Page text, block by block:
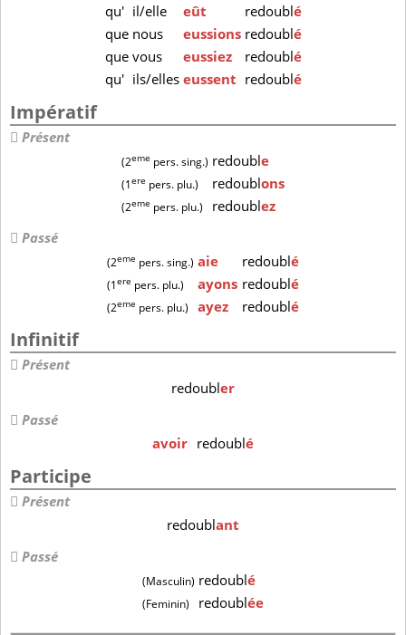
qu' il/elle eût redoublé
que nous eussions redoublé
que vous eussiez redoublé
qu' ils/elles eussent redoublé
Impératif
Présent
(2eme pers. sing.) redouble
(1ere pers. plu.) redoublons
(2eme pers. plu.) redoublez
Passé
(2eme pers. sing.) aie redoublé
(1ere pers. plu.) ayons redoublé
(2eme pers. plu.) ayez redoublé
Infinitif
Présent
redoubler
Passé
avoir redoublé
Participe
Présent
redoublant
Passé
(Masculin) redoublé
(Feminin) redoublée